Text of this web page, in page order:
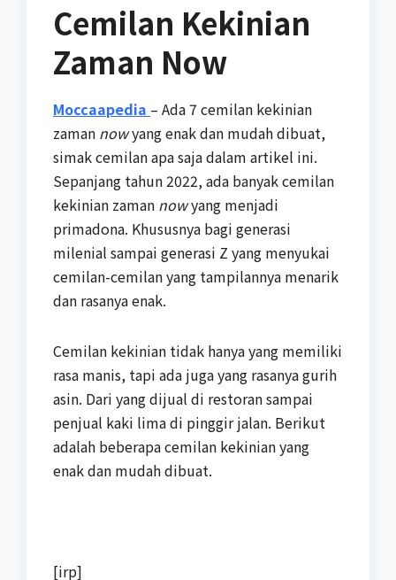
Cemilan Kekinian
Zaman Now
Moccaapedia – Ada 7 cemilan kekinian
zaman nowyang enak dan mudah dibuat,
simak cemilan apa saja dalam artikel ini.
Sepanjang tahun 2022, ada banyak cemilan
kekinian zaman nowyang menjadi
primadona. Khususnya bagi generasi
milenial sampai generasi Z yang menyukai
cemilan-cemilan yang tampilannya menarik
dan rasanya enak.
Cemilan kekinian tidak hanya yang memiliki
rasa manis, tapi ada juga yang rasanya gurih
asin. Dari yang dijual di restoran sampai
penjual kaki lima di pinggir jalan. Berikut
adalah beberapa cemilan kekinian yang
enak dan mudah dibuat.
[irp]